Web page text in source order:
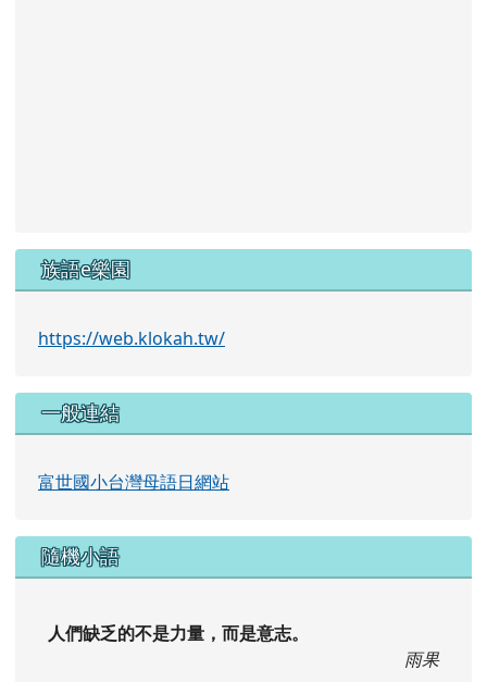
族語e樂園
https://web.klokah.tw/
一般連結
富世國小台灣母語日網站
隨機小語
人們缺乏的不是力量，而是意志。
雨果